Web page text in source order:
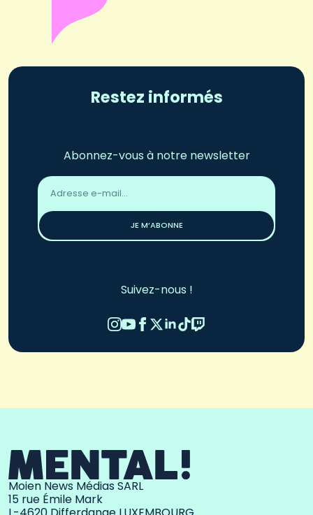
Restez informés
Abonnez-vous à notre newsletter
Adresse
email
JE M’ABONNE
Suivez-nous !
Moien News Médias SARL
15 rue Émile Mark